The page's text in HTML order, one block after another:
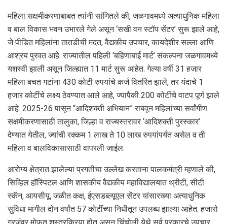
महिला सक्षमीकरणाबाबत त्यांनी सांगितले की, जळगावमध्ये अत्याधुनिक महिला
व बाल विकास भवन उभारले गेले असून ‘सखी वन स्टॉप सेंटर’ सुरू झाले आहे,
जे पीडित महिलांना तातडीची मदत, वैद्यकीय उपचार, कायदेशीर सल्ला आणि
आश्रय पुरवत आहे. राज्यातील पहिली ‘बहिणाबाई मार्ट’ संकल्पना जळगावमध्ये
यशस्वी झाली असून जिल्ह्यात 11 मार्ट सुरू आहेत. गेल्या वर्षी 31 हजार
महिला बचत गटांना 430 कोटी रुपयांचे कर्ज वितरित झाले, तर यंदाचे 1
हजार कोटींचे लक्ष्य ठेवण्यात आले आहे, ज्यापैकी 200 कोटींचे वाटप पूर्ण झाले
आहे. 2025-26 पासून “आदिशक्ती अभियान” राबवून महिलांच्या सर्वांगीण
सक्षमीकरणासाठी तालुका, जिल्हा व राज्यस्तरावर ‘आदिशक्ती पुरस्कार’
देण्यात येतील, ज्यांची रक्कम 1 लाख ते 10 लाख रुपयांपर्यंत असेल व ती
महिला व बालविकासासाठी वापरली जाईल.
आरोग्य क्षेत्रात झालेल्या प्रगतीचा उल्लेख करताना पालकमंत्री म्हणाले की,
सिव्हिल हॉस्पिटल आणि शासकीय वैद्यकीय महाविद्यालयात थ्रीटी, सीटी
स्कॅन, आयसीयू, जळीत कक्ष, ईएसडब्ल्यूएल सेंटर यांसारख्या अत्याधुनिक
सुविधा मागील दोन वर्षांत 57 कोटींच्या निधीतून उपलब्ध झाल्या आहेत. हजारो